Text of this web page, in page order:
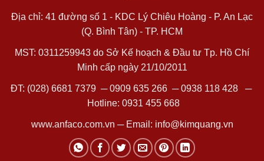
Địa chỉ: 41 đường số 1 - KDC Lý Chiêu Hoàng - P. An Lạc
(Q. Bình Tân) - TP. HCM
MST: 0311259943 do Sở Kế hoạch & Đầu tư Tp. Hồ Chí
Minh cấp ngày 21/10/2011
ĐT: (028) 6681 7379 ─0909 635 266─0938 118 428─
Hotline: 0931 455 668
www.anfaco.com.vn ─ Email: info@kimquang.vn